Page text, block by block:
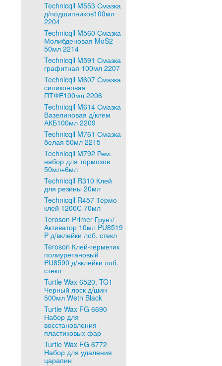
Technicqll M553 Смазка
д/подшипников100мл
2204
Technicqll M560 Смазка
Молибденовая MoS2
50мл 2214
Technicqll M591 Смазка
графитная 100мл 2207
Technicqll M607 Смазка
силиконовая
ПТФЕ100мл 2206
Technicqll M614 Смазка
Вазелиновая д/клем
АКБ100мл 2209
Technicqll M761 Смазка
белая 50мл 2215
Technicqll M792 Рем.
набор для тормозов
50мл+6мл
Technicqll R310 Клей
для резины 20мл
Technicqll R457 Термо
клей 1200С 70мл
Teroson Primer Грунт/
Активатор 10мл PU8519
P д/вклейки лоб. стекл
Teroson Клей-герметик
полиуретановый
PU8590 д/вклейки лоб.
стекл
Turtle Wax 6520, TG1
Черный лоск д/шин
500мл Wetn Black
Turtle Wax FG 6690
Набор для
восстановления
пластиковых фар
Turtle Wax FG 6772
Набор для удаления
царапин